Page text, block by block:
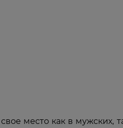
место как в мужских,